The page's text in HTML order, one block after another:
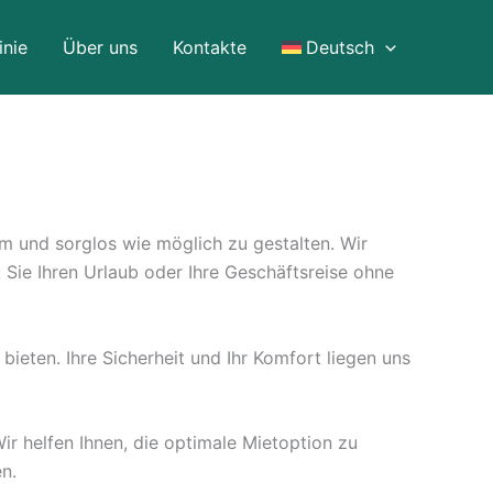
Über uns Kontakte Deutsch
und sorglos wie möglich zu gestalten. Wir
Ihren Urlaub oder Ihre Geschäftsreise ohne
Ihre Sicherheit und Ihr Komfort liegen uns
helfen Ihnen, die optimale Mietoption zu